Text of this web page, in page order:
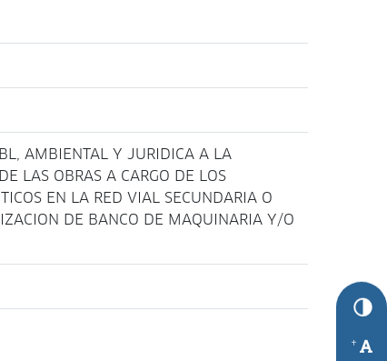
+
AMBIENTAL Y JURIDICA A LA
LAS OBRAS A CARGO DE LOS
EN LA RED VIAL SECUNDARIA O
DE BANCO DE MAQUINARIA Y/O